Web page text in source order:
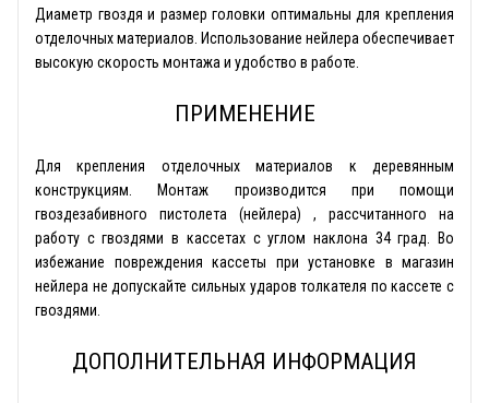
Диаметр гвоздя и размер головки оптимальны для крепления
отделочных материалов. Использование нейлера обеспечивает
высокую скорость монтажа и удобство в работе.
ПРИМЕНЕНИЕ
Для крепления отделочных материалов к деревянным
конструкциям. Монтаж производится при помощи
гвоздезабивного пистолета (нейлера) , рассчитанного на
работу с гвоздями в кассетах с углом наклона 34 град. Во
избежание повреждения кассеты при установке в магазин
нейлера не допускайте сильных ударов толкателя по кассете с
гвоздями.
ДОПОЛНИТЕЛЬНАЯ ИНФОРМАЦИЯ